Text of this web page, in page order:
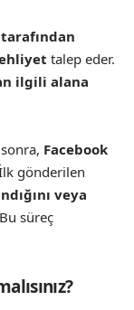
talep eder.
ilgili alana
Facebook
gönderilen
veya
süreç